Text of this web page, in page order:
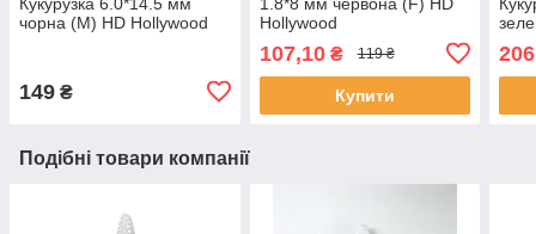
чорна (M) HD Hollywood
149 ₴
Hollywood
107,10₴ 119 ₴
Купити
Подібні товари компанії